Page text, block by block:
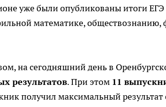
уже были опубликованы итоги
математике,
на сегодняшний день в
результатов. При этом 11
получил максимальный результат